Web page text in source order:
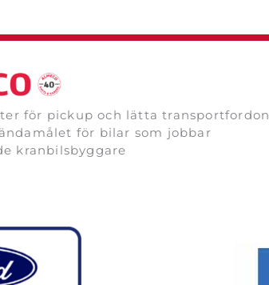
för pickup och lätta transportfordon
för bilar som jobbar
kranbilsbyggare